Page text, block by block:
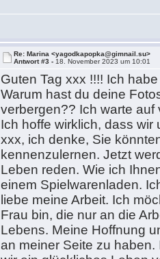
Re: Marina <yagodkapopka@gimnail.su>
Antwort #3 - 18. November 2023 um 10:01
Guten Tag xxx !!!! Ich
Warum hast du deine
verbergen?? Ich warte
Ich hoffe wirklich, dass
xxx, ich denke, Sie
kennenzulernen. Jetzt
Leben reden. Wie ich
einem Spielwarenladen.
liebe meine Arbeit. Ich
Frau bin, die nur an die
Lebens. Meine Hoffnung
an meiner Seite zu